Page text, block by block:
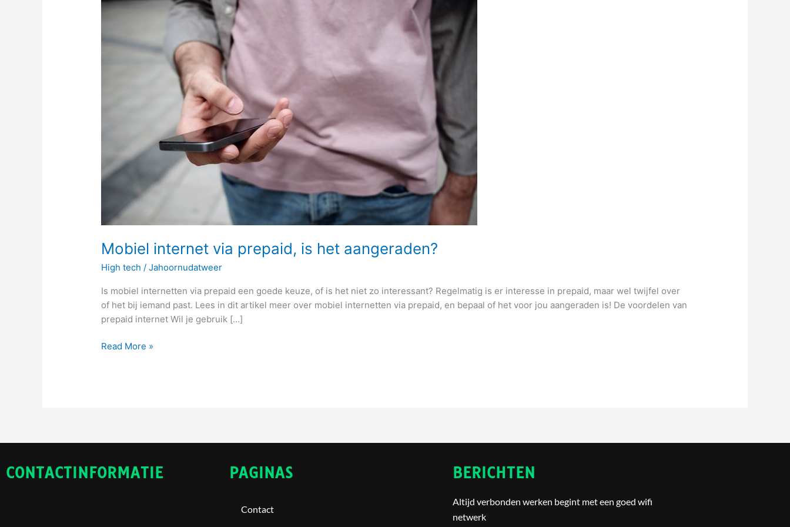
Mobiel internet via prepaid, is het aangeraden?
High tech /Jahoornudatweer
Is mobiel internetten via prepaid een goede keuze, of is het niet zo interessant? Regelmatig is er interesse in prepaid, maar wel twijfel over
of het bij iemand past. Lees in dit artikel meer over mobiel internetten via prepaid, en bepaal of het voor jou aangeraden is! De voordelen van
prepaid internet Wil je gebruik […]
via
is
Read More »
CONTACTINFORMATIE PAGINAS
Contact
BERICHTEN
Altijd verbonden werken begint met een goed wifi
netwerk